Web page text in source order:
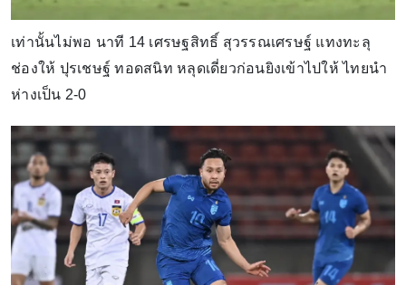
เท่านั้นไม่พอ นาที 14 เศรษฐสิทธิ์ สุวรรณเศรษฐ์ แทงทะลุ
ช่องให้ ปุรเชษฐ์ ทอดสนิท หลุดเดี่ยวก่อนยิงเข้าไปให้ ไทยนำ
ห่างเป็น 2-0